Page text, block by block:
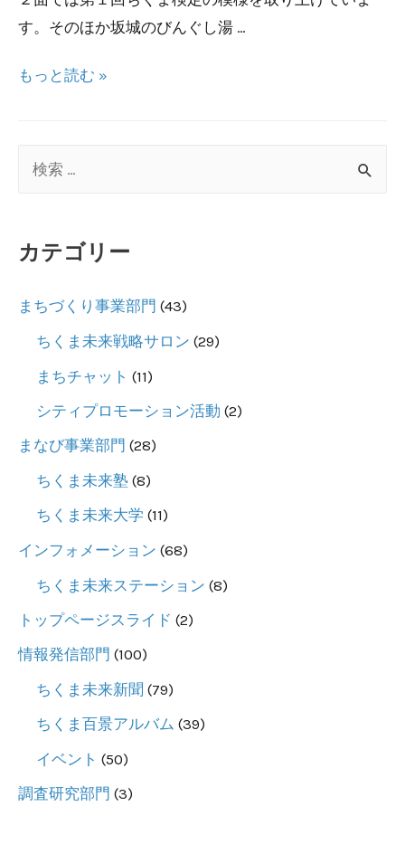
象
カテゴリー
まちづくり事業部門 (43)
ちくま未来戦略サロン (29)
まちチャット (11)
シティプロモーション活動 (2)
まなび事業部門 (28)
ちくま未来塾 (8)
ちくま未来大学 (11)
インフォメーション (68)
ちくま未来ステーション (8)
トップページスライド (2)
情報発信部門 (100)
ちくま未来新聞 (79)
ちくま百景アルバム (39)
イベント (50)
調査研究部門 (3)
木
谷
高
会
す。そのほか坂城のびんぐし湯 …
ち
聞
２
ー
載
た
もっと読む »